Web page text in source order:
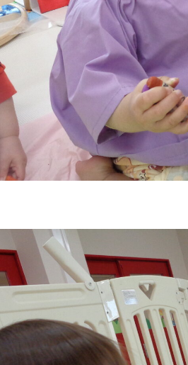
今日の幼稚園